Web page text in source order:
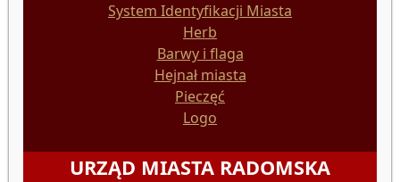
System Identyfikacji Miasta
Herb
Barwy i flaga
Hejnał miasta
Pieczęć
Logo
URZĄD MIASTA RADOMSKA